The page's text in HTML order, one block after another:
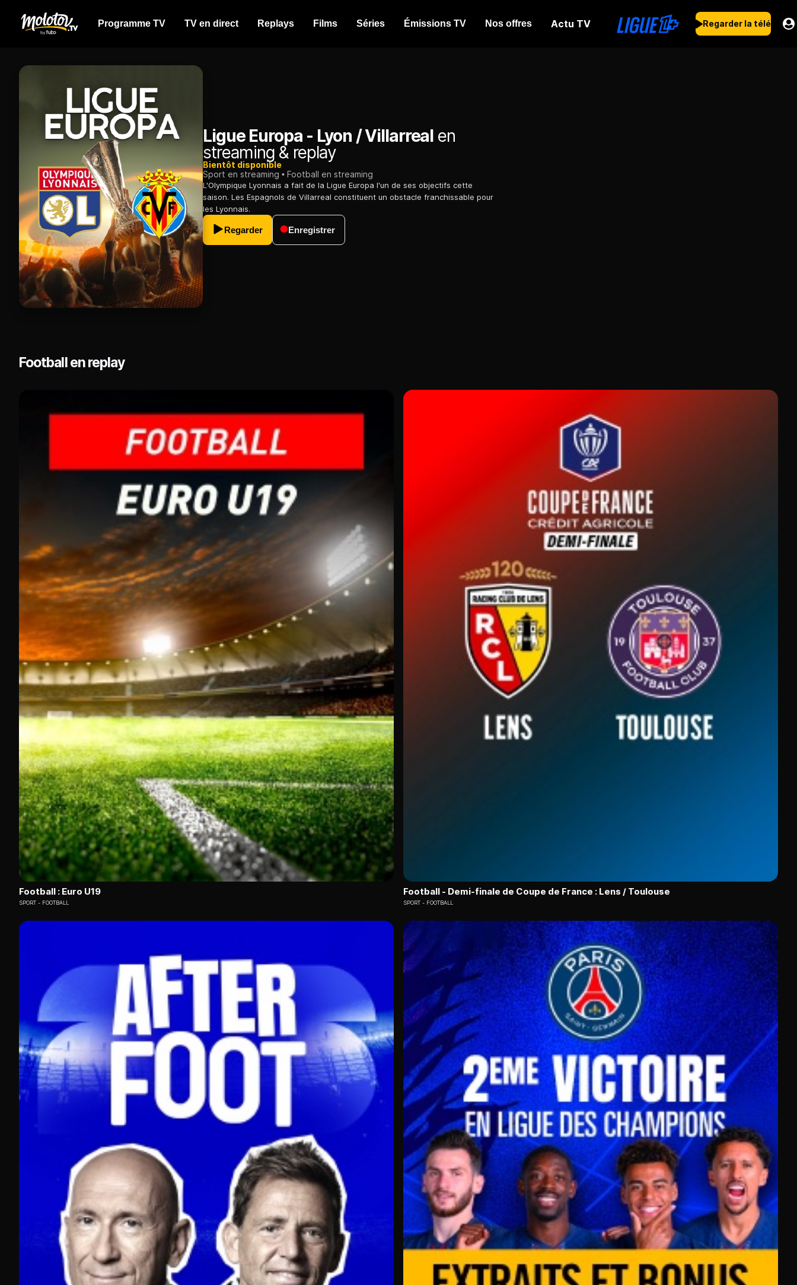
Programme TV TV en direct Replays Films Séries Émissions TV Nos offres Actu TV Regarder la télé
Ligue Europa - Lyon / Villarreal en
streaming & replay
Bientôt disponible
Sport en streaming
Football en streaming
L'Olympique Lyonnais a fait de la Ligue Europa l'un de ses objectifs cette
saison. Les Espagnols de Villarreal constituent un obstacle franchissable pour
les Lyonnais.
Regarder Enregistrer
Football en replay
Football : Euro U19
SPORT FOOTBALL
Football - Demi-finale de Coupe de France : Lens / Toulouse
SPORT FOOTBALL